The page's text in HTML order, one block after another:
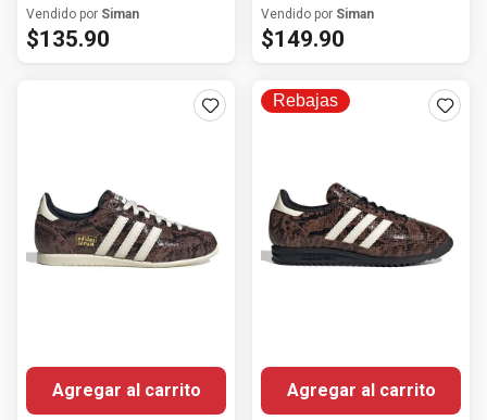
color rojo para mujer
Vendido por Siman
$135.90
plateado para mujer
Vendido por Siman
$149.90
Agregar al carrito
Rebajas
Agregar al carrito